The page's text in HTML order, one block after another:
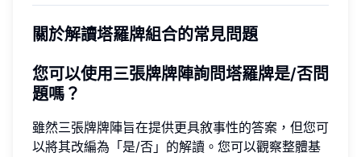
關於解讀塔羅牌組合的常見問題
您可以使用三張牌牌陣詢問塔羅牌是/否問
題嗎？
雖然三張牌牌陣旨在提供更具敘事性的答案，但您可
以將其改編為「是/否」的解讀。您可以觀察整體基